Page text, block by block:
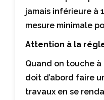
jamais inférieure à
mesure minimale
Attention à la
Quand on touche
doit d’abord faire
travaux en se